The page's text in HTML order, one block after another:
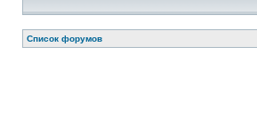
Список форумов